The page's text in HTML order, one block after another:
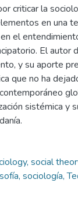
criticar la
en una
el
El autor
y su aporte
que no ha
sistémica y
social
sociología,